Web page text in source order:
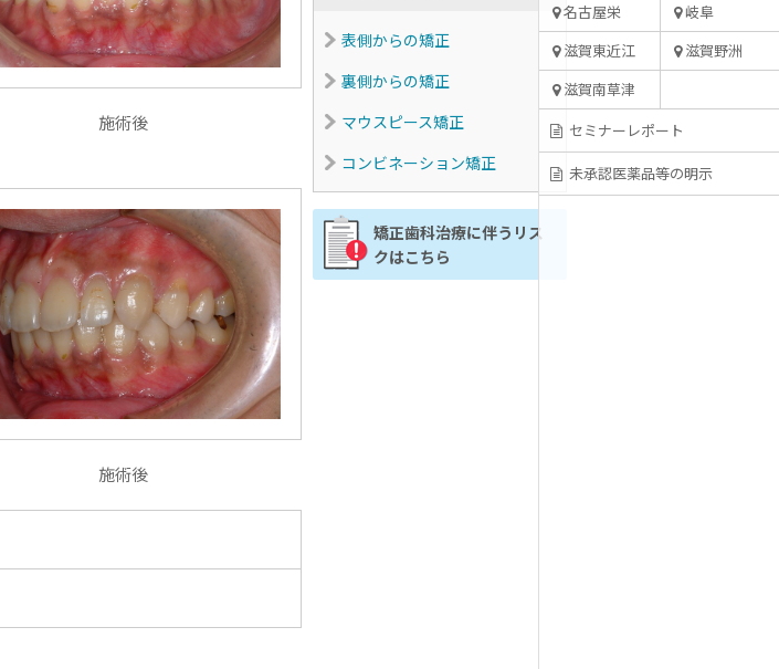
名古屋栄
岐阜
滋賀東近江
滋賀野洲
滋賀南草津
セミナーレポート
未承認医薬品等の明示
施術後
施術後
表側からの矯正
裏側からの矯正
マウスピース矯正
コンビネーション矯正
矯正歯科治療に伴うリス
クはこちら